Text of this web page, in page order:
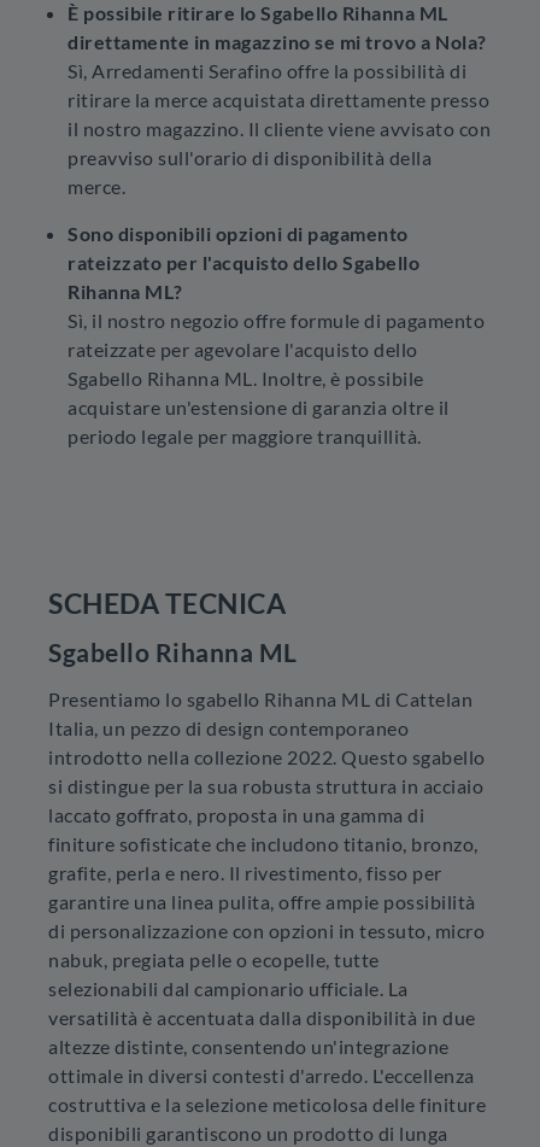
È possibile ritirare lo Sgabello Rihanna ML
direttamente in magazzino se mi trovo a Nola?
Sì, Arredamenti Serafino offre la possibilità di
ritirare la merce acquistata direttamente presso
il nostro magazzino. Il cliente viene avvisato con
preavviso sull'orario di disponibilità della
merce.
Sono disponibili opzioni di pagamento
rateizzato per l'acquisto dello Sgabello
Rihanna ML?
Sì, il nostro negozio offre formule di pagamento
rateizzate per agevolare l'acquisto dello
Sgabello Rihanna ML. Inoltre, è possibile
acquistare un'estensione di garanzia oltre il
periodo legale per maggiore tranquillità.
SCHEDA TECNICA
Sgabello Rihanna ML
Presentiamo lo sgabello Rihanna ML di Cattelan
Italia, un pezzo di design contemporaneo
introdotto nella collezione 2022. Questo sgabello
si distingue per la sua robusta struttura in acciaio
laccato goffrato, proposta in una gamma di
finiture sofisticate che includono titanio, bronzo,
grafite, perla e nero. Il rivestimento, fisso per
garantire una linea pulita, offre ampie possibilità
di personalizzazione con opzioni in tessuto, micro
nabuk, pregiata pelle o ecopelle, tutte
selezionabili dal campionario ufficiale. La
versatilità è accentuata dalla disponibilità in due
altezze distinte, consentendo un'integrazione
ottimale in diversi contesti d'arredo. L'eccellenza
costruttiva e la selezione meticolosa delle finiture
disponibili garantiscono un prodotto di lunga